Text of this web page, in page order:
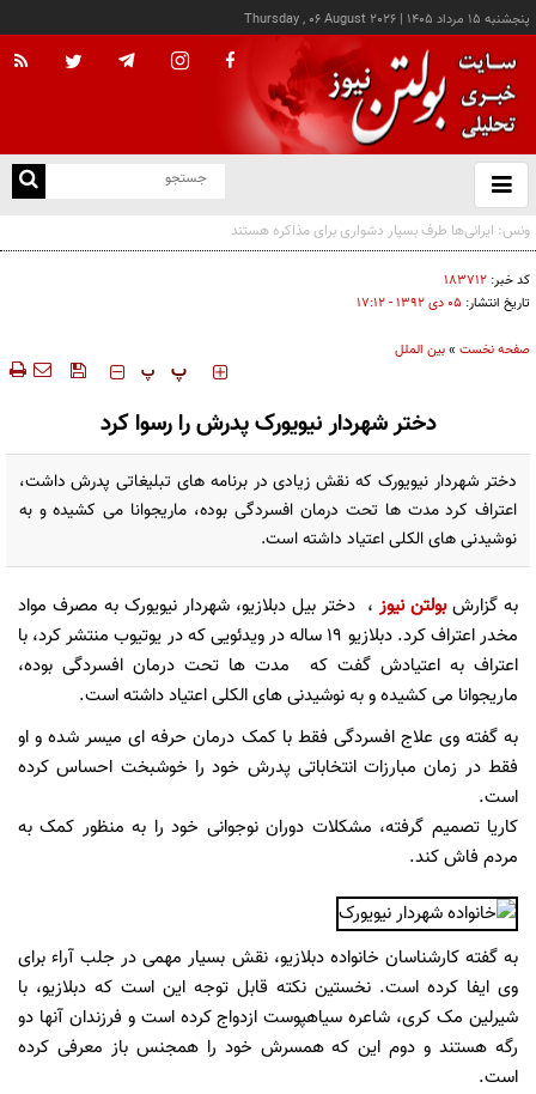
پنجشنبه ۱۵ مرداد ۱۴۰۵ |
Thursday , 06 August 2026
باز
و
کد خبر: ۱۸۳۷۱۲
تاریخ انتشار: ۰۵ دی ۱۳۹۲ - ۱۷:۱۲
صفحه نخست »بین الملل
‍‍‍ پ پ
دختر شهردار نیویورک پدرش را رسوا کرد
دختر شهردار نیویورک که نقش زیادی در برنامه های تبلیغاتی پدرش داشت،
اعتراف کرد مدت ها تحت درمان افسردگی بوده، ماریجوانا می کشیده و به
نوشیدنی های الکلی اعتیاد داشته است.
به گزارشبولتن نیوز ، دختر بیل دبلازیو، شهردار نیویورک به مصرف مواد
مخدر اعتراف کرد. دبلازیو 19 ساله در ویدئویی که در یوتیوب منتشر کرد، با
اعتراف به اعتیادش گفت که مدت ها تحت درمان افسردگی بوده،
ماریجوانا می کشیده و به نوشیدنی های الکلی اعتیاد داشته است.
به گفته وی علاج افسردگی فقط با کمک درمان حرفه ای میسر شده و او
فقط در زمان مبارزات انتخاباتی پدرش خود را خوشبخت احساس کرده
است.
کاریا تصمیم گرفته، مشکلات دوران نوجوانی خود را به منظور کمک به
مردم فاش کند.
به گفته کارشناسان خانواده دبلازیو، نقش بسیار مهمی در جلب آراء برای
وی ایفا کرده است. نخستین نکته قابل توجه این است که دبلازیو، با
شیرلین مک کری، شاعره سیاهپوست ازدواج کرده است و فرزندان آنها دو
رگه هستند و دوم این که همسرش خود را همجنس باز معرفی کرده
است.